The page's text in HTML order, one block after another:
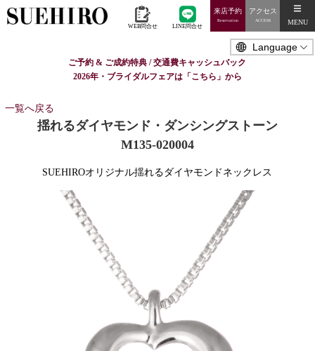
WEB問合せ LINE問合せ
来店予約
Reservation
アクセス
ACCESS MENU
ご予約 & ご成約特典 / 交通費キャッシュバック
2026年・ブライダルフェアは「こちら」から
一覧へ戻る
揺れるダイヤモンド・ダンシングストーン
M135-020004
SUEHIROオリジナル揺れるダイヤモンドネックレス